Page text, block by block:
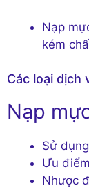
Nạp
kém
Các loại dịch
Nạp
Sử
Ưu
Nhược